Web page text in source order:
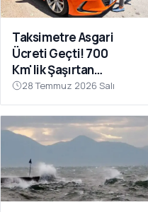
Taksimetre Asgari
Ücreti Geçti! 700
Km'lik Şaşırtan
Yolculuk
28 Temmuz 2026 Salı